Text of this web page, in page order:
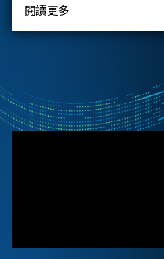
閱讀更多